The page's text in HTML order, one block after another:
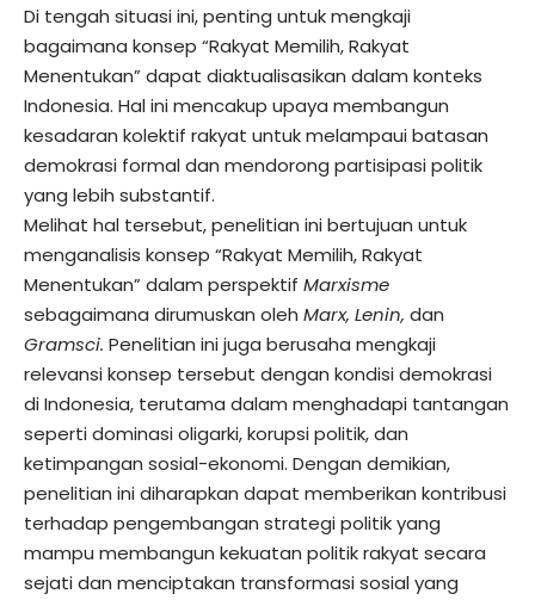
Di tengah situasi ini, penting untuk mengkaji
bagaimana konsep “Rakyat Memilih, Rakyat
Menentukan” dapat diaktualisasikan dalam konteks
Indonesia. Hal ini mencakup upaya membangun
kesadaran kolektif rakyat untuk melampaui batasan
demokrasi formal dan mendorong partisipasi politik
yang lebih substantif.
Melihat hal tersebut, penelitian ini bertujuan untuk
menganalisis konsep “Rakyat Memilih, Rakyat
Menentukan” dalam perspektif Marxisme
sebagaimana dirumuskan oleh Marx, Lenin, dan
Gramsci. Penelitian ini juga berusaha mengkaji
relevansi konsep tersebut dengan kondisi demokrasi
di Indonesia, terutama dalam menghadapi tantangan
seperti dominasi oligarki, korupsi politik, dan
ketimpangan sosial-ekonomi. Dengan demikian,
penelitian ini diharapkan dapat memberikan kontribusi
terhadap pengembangan strategi politik yang
mampu membangun kekuatan politik rakyat secara
sejati dan menciptakan transformasi sosial yang